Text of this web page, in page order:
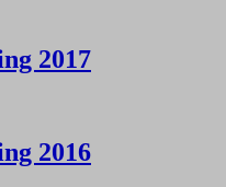
2017
2016